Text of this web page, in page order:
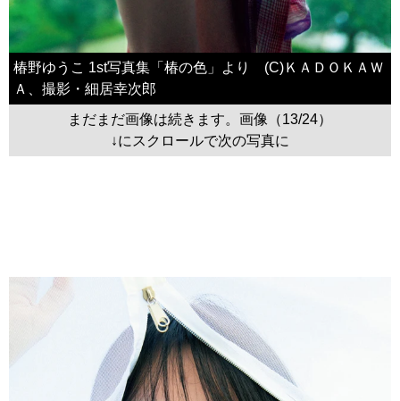
椿野ゆうこ 1st写真集「椿の色」より (C)ＫＡＤＯＫＡＷ
Ａ、撮影・細居幸次郎
まだまだ画像は続きます。画像（13/24）
↓にスクロールで次の写真に